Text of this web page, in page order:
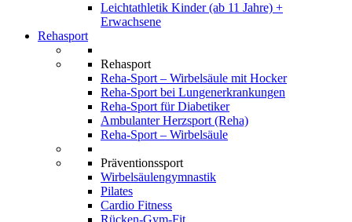
Leichtathletik Kinder (ab 11 Jahre) +
Erwachsene
Rehasport
Rehasport
Reha-Sport – Wirbelsäule mit Hocker
Reha-Sport bei Lungenerkrankungen
Reha-Sport für Diabetiker
Ambulanter Herzsport (Reha)
Reha-Sport – Wirbelsäule
Präventionssport
Wirbelsäulengymnastik
Pilates
Cardio Fitness
Rücken-Gym-Fit